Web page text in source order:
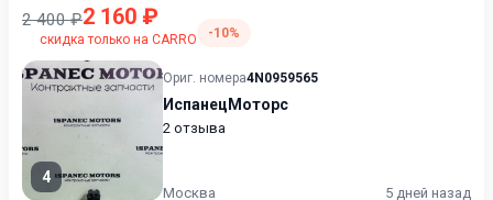
2 400 ₽2 160 ₽
скидка только на CARRO -10%
4
Ориг. номера4N0959565
ИспанецМоторс
2 отзыва
Москва 5 дней назад